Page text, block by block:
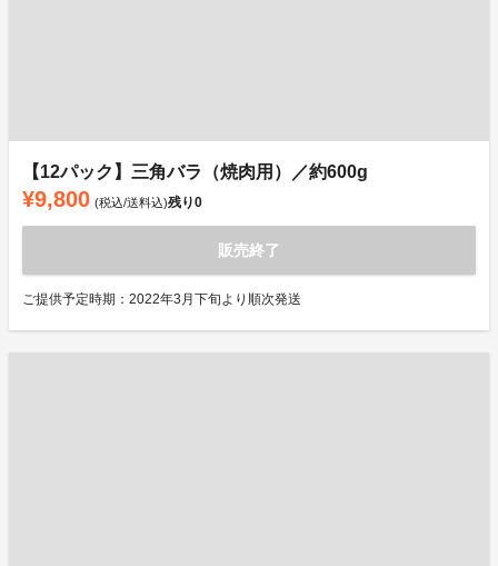
【12パック】三角バラ（焼肉用）／約600g
¥9,800 (税込/送料込)残り0
販売終了
ご提供予定時期：2022年3月下旬より順次発送